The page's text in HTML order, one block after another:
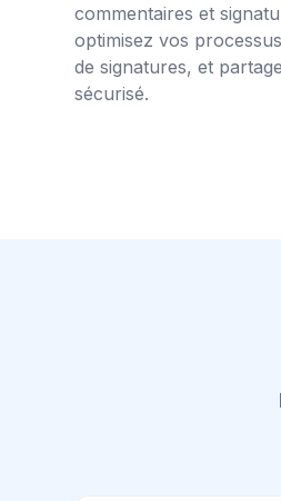
commentaires et
optimisez vos
de signatures, et
sécurisé.